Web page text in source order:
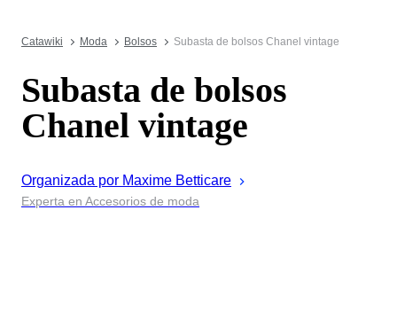
Catawiki Moda Bolsos Subasta de bolsos Chanel vintage
Subasta de bolsos
Chanel vintage
Organizada por Maxime Betticare
Experta en Accesorios de moda